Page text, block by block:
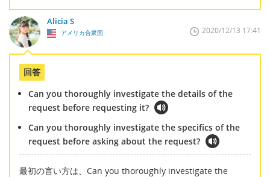
Alicia S
アメリカ合衆国 2020/12/13 17:41
回答
Can you thoroughly investigate the details of the
request before requesting it?
Can you thoroughly investigate the specifics of the
request before asking about the request?
最初の言い方は、Can you thoroughly investigate the